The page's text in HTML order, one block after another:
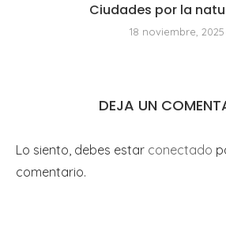
Ciudades por la
18 noviembre, 2025
DEJA UN
Lo siento, debes estar conectado
comentario.